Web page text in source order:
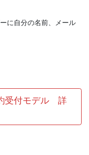
に自分の名前、メール
受付モデル 詳